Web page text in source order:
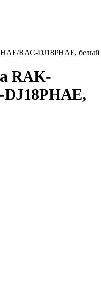
RAC-DJ18PHAE, белый
RAK-